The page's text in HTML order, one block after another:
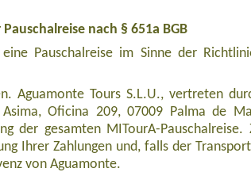
nach § 651a BGB
Pauschalreise im Sinne der
Aguamonte Tours S.L.U., vertreten
Oficina 209, 07009 Palma de
der gesamten MITourA-Pauschalreise.
Ihrer Zahlungen und, falls der
von Aguamonte.